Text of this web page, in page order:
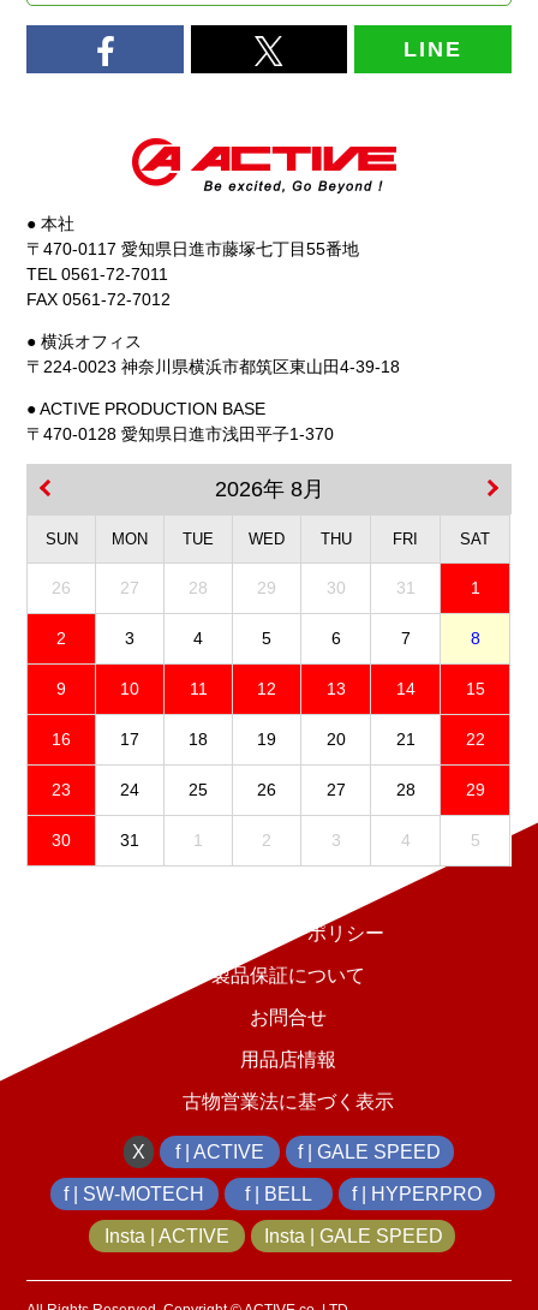
LINE
● 本社
〒470-0117 愛知県日進市藤塚七丁目55番地
TEL 0561-72-7011
FAX 0561-72-7012
● 横浜オフィス
〒224-0023 神奈川県横浜市都筑区東山田4-39-18
● ACTIVE PRODUCTION BASE
〒470-0128 愛知県日進市浅田平子1-370
2026年 8月
SUN MON TUE WED THU FRI SAT
26 27 28 29 30 31 1
2 3 4 5 6 7 8
9 10 11 12 13 14 15
16 17 18 19 20 21 22
23 24 25 26 27 28 29
30 31 1 2 3 4 5
プライバシーポリシー
製品保証について
お問合せ
用品店情報
古物営業法に基づく表示
X f | ACTIVE f | GALE SPEED
f | SW-MOTECH f | BELL f | HYPERPRO
Insta | ACTIVE Insta | GALE SPEED